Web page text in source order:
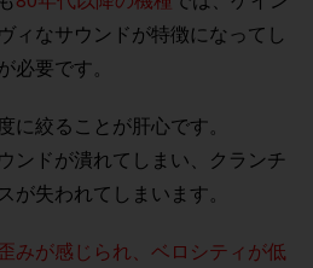
ィなサウンドが特徴になってし
必要です。
に絞ることが肝心です。
ンドが潰れてしまい、クランチ
失われてしまいます。
みが感じられ、ベロシティが低